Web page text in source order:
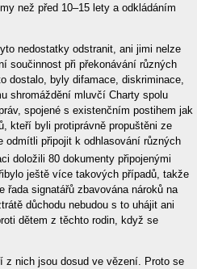
než před 10–15 lety a odkládáním
nedostatky odstranit, ani jimi nelze
součinnost při překonávání různých
dostalo, byly difamace, diskriminace,
shromáždění mluvčí Charty spolu
spojené s existenčním postihem jak
kteří byli protiprávně propuštěni ze
odmítli připojit k odhlasování různých
doložili 80 dokumenty připojenými
ještě více takových případů, takže
signatářů zbavována nároků na
důchodu nebudou s to uhájit ani
dětem z těchto rodin, když se
z nich jsou dosud ve vězení. Proto se